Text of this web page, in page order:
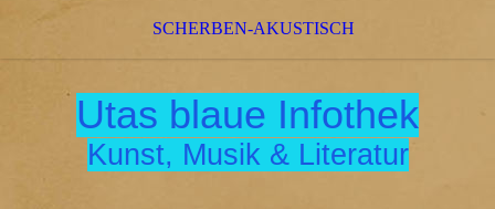
SCHERBEN-AKUSTISCH
Utas blaue Infothek
Kunst, Musik & Literatur